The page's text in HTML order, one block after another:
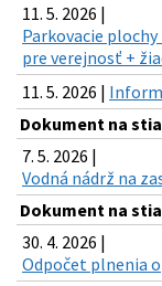
11. 5. 2026 |
Parkovacie
pre verejnosť +
11. 5. 2026 |
Dokument na
7. 5. 2026 |
Vodná nádrž na
Dokument na
30. 4. 2026 |
Odpočet plnenia